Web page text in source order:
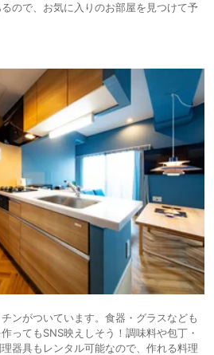
ので、お気に入りのお部屋を見つけて予
ンがついています。食器・グラスなども
ってもSNS映えしそう！調味料や包丁・
器具もレンタル可能なので、作れる料理